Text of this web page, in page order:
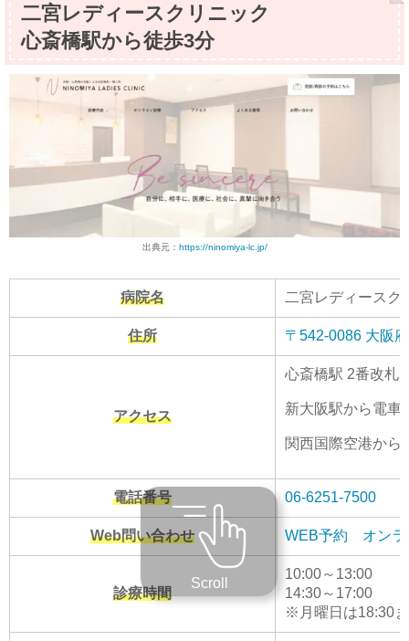
二宮レディースクリニック
心斎橋駅から徒歩3分
出典元： https://ninomiya-lc.jp/
病院名 二宮レディースク
住所 〒542-0086 大阪
アクセス
心斎橋駅 2番改札
新大阪駅から電車
関西国際空港から
電話番号 06-6251-7500
Web問い合わせ WEB予約 オン
診療時間
10:00～13:00
14:30～17:00
※月曜日は18:30
Scroll